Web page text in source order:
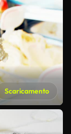
Scaricamento